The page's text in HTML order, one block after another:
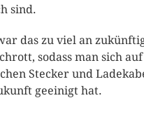
sind.
das zu viel an
sodass man sich
Stecker und
geeinigt hat.